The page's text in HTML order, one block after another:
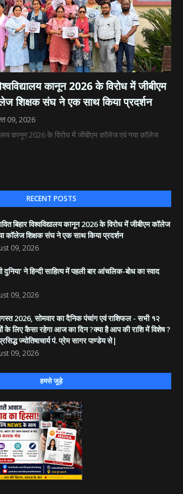
कानून 2026 के विरोध में जीबीएम
शिक्षक संघ ने एक साथ किया प्रदर्शन
09, 2026
कानून 2026 के विरोध में जीबीएम कॉलेज एवं गया कॉलेज
RECENT POSTS
बिहार विश्वविद्यालय कानून 2026 के विरोध में जीबीएम कॉलेज
कॉलेज शिक्षक संघ ने एक साथ किया प्रदर्शन
09, 2026
दुनिया' ने हिन्दी साहित्य में पहली बार आंचलिक-बोध का स्वाद
09, 2026
2026, सोमवार का दैनिक पंचांग एवं राशिफल - सभी १२
के लिए कैसा रहेगा आज का दिन ?क्या है आप की राशि में विशेष ?
ज्योतिषाचार्य पं. प्रेम सागर पाण्डेय से|
09, 2026
हमसे जुड़े